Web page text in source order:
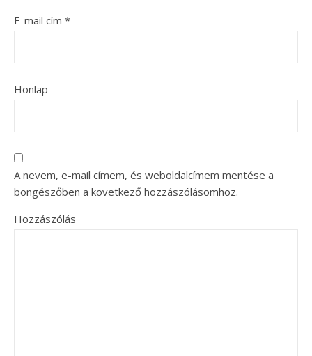
E-mail cím *
Honlap
A nevem, e-mail címem, és weboldalcímem mentése a
böngészőben a következő hozzászólásomhoz.
Hozzászólás